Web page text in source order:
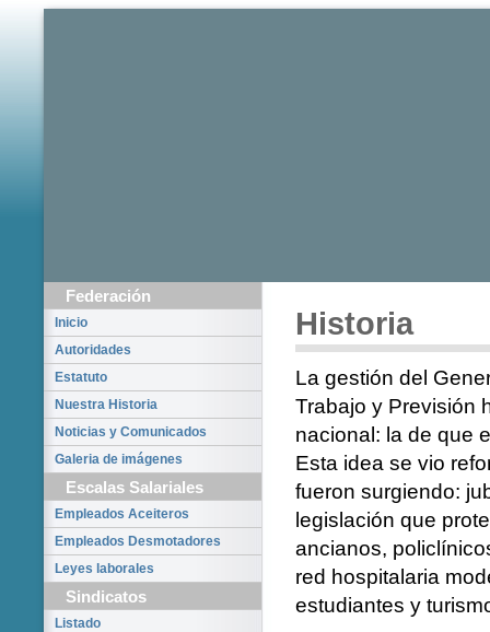
Federación
Inicio
Autoridades
Estatuto
Nuestra Historia
Noticias y Comunicados
Galeria de imágenes
Escalas Salariales
Empleados Aceiteros
Empleados Desmotadores
Leyes laborales
Sindicatos
Listado
Historia
La gestión del
Trabajo y Previsión
nacional: la de que
Esta idea se vio
fueron surgiendo:
legislación que
ancianos,
red hospitalaria
estudiantes y